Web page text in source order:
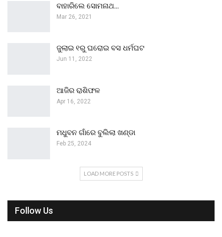
ବାହାରିଲେ ସୋମନାଥ…
Mar 26, 2021
ଜୁଲାଇ ୧ରୁ ଘରୋଇ ବସ ଧର୍ମଘଟ
Jun 11, 2022
ଆଜିର ରାଶିଫଳ
Apr 16, 2022
ମଧୁବନ ଗାଁରେ ବୁଲିଲା ଖଣ୍ଡା
Feb 25, 2024
LOAD MORE POSTS
Follow Us